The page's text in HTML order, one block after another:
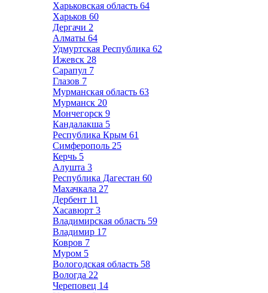
Харьковская область 64
Харьков 60
Дергачи 2
Алматы 64
Удмуртская Республика 62
Ижевск 28
Сарапул 7
Глазов 7
Мурманская область 63
Мурманск 20
Мончегорск 9
Кандалакша 5
Республика Крым 61
Симферополь 25
Керчь 5
Алушта 3
Республика Дагестан 60
Махачкала 27
Дербент 11
Хасавюрт 3
Владимирская область 59
Владимир 17
Ковров 7
Муром 5
Вологодская область 58
Вологда 22
Череповец 14